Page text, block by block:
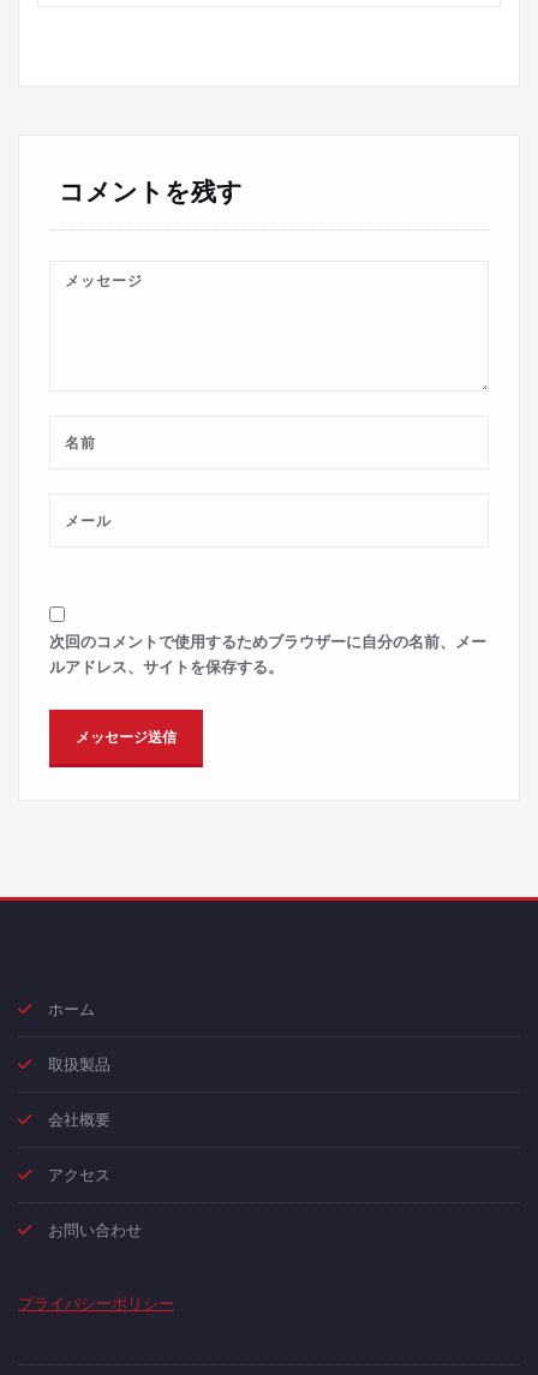
コメントを残す
次回のコメントで使用するためブラウザーに自分の名前、メー
ルアドレス、サイトを保存する。
ホーム
取扱製品
会社概要
アクセス
お問い合わせ
プライバシーポリシー